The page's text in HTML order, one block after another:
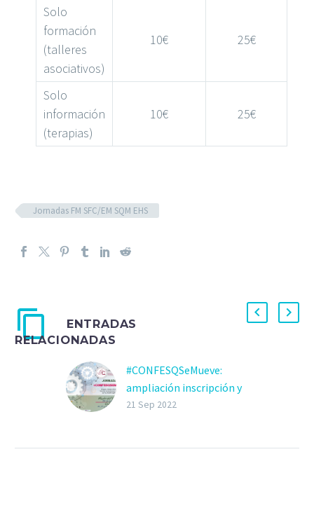
Solo
formación
(talleres
asociativos)
10€ 25€
Solo
información
(terapias)
10€ 25€
Jornadas FM SFC/EM SQM EHS
ENTRADAS
RELACIONADAS
#CONFESQSeMueve:
ampliación inscripción y
programa definitivo
21 Sep 2022